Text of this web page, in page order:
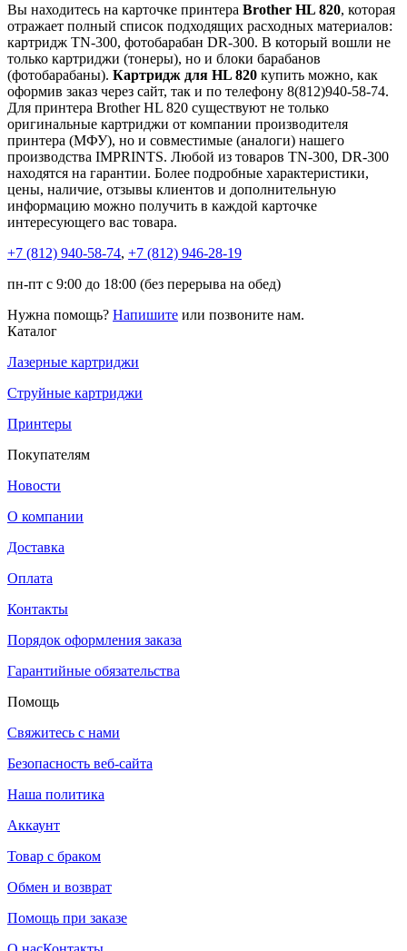
Вы находитесь на карточке принтера Brother HL 820, которая
отражает полный список подходящих расходных материалов:
картридж TN-300, фотобарабан DR-300. В который вошли не
только картриджи (тонеры), но и блоки барабанов
(фотобарабаны). Картридж для HL 820 купить можно, как
оформив заказ через сайт, так и по телефону 8(812)940-58-74.
Для принтера Brother HL 820 существуют не только
оригинальные картриджи от компании производителя
принтера (МФУ), но и совместимые (аналоги) нашего
производства IMPRINTS. Любой из товаров TN-300, DR-300
находятся на гарантии. Более подробные характеристики,
цены, наличие, отзывы клиентов и дополнительную
информацию можно получить в каждой карточке
интересующего вас товара.
+7 (812) 940-58-74, +7 (812) 946-28-19
пн-пт с 9:00 до 18:00 (без перерыва на обед)
Нужна помощь? Напишите или позвоните нам.
Каталог
Лазерные картриджи
Струйные картриджи
Принтеры
Покупателям
Новости
О компании
Доставка
Оплата
Контакты
Порядок оформления заказа
Гарантийные обязательства
Помощь
Свяжитесь с нами
Безопасность веб-сайта
Наша политика
Аккаунт
Товар с браком
Обмен и возврат
Помощь при заказе